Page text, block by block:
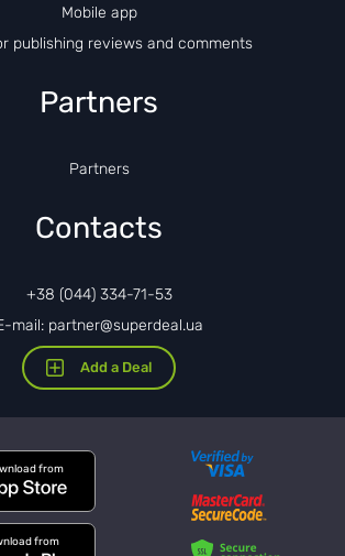
Mobile app
publishing reviews and comments
Partners
Partners
Contacts
+38 (044) 334-71-53
mail: partner@superdeal.ua
Add a Deal
from
from